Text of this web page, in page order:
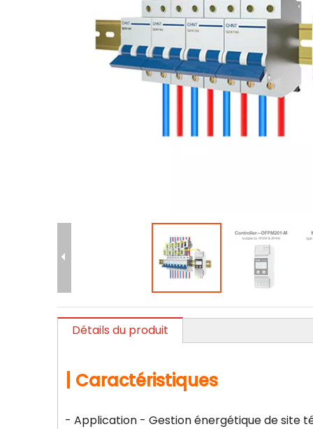
Détails du produit
Caractéristiques
- Application - Gestion énergétique de site